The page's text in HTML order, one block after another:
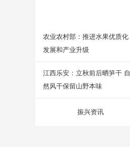
农业农村部：推进水果优质化
发展和产业升级
江西乐安：立秋前后晒笋干 自
然风干保留山野本味
振兴资讯